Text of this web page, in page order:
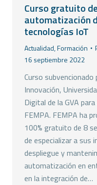
Curso gratuito
automatización
tecnologías IoT
Actualidad,Formación
16 septiembre 2022
Curso subvencionado
Innovación,
Digital de la GVA
FEMPA. FEMPA ha
100% gratuito de 8
de especializar a sus
despliegue y
automatización en
en la integración de…